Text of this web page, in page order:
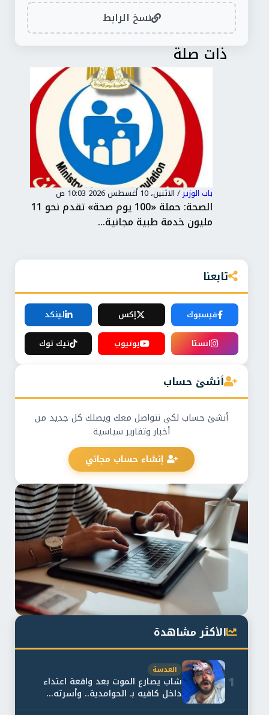
نسخ الرابط
ذات صلة
باب الوزير /الاثنين، 10 أغسطس 2026 10:03 ص
الصحة: حملة «100 يوم صحة» تقدم نحو 11
مليون خدمة طبية مجانية...
تابعنا
فيسبوك إكس
لينكد
انستا
يوتيوب تيك توك
أنشئ حساب
أنشئ حساب لكي نتواصل معك ويصلك كل جديد من
أخبار وتقارير سياسية
إنشاء حساب مجاني
الأكثر مشاهدة
1
العدسة
شاب يصارع الموت بعد واقعة اعتداء
داخل كافيه بـ الحوامدية.. وأسرته...